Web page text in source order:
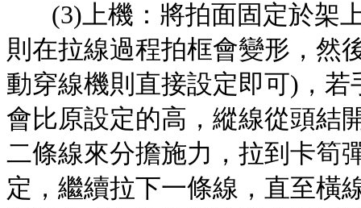
(3)上機：將拍面固定於架
則在拉線過程拍框會變形，然
動穿線機則直接設定即可)，
會比原設定的高，縱線從頭結
二條線來分擔施力，拉到卡筍
定，繼續拉下一條線，直至橫